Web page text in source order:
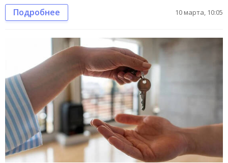
Подробнее 10 марта, 10:05